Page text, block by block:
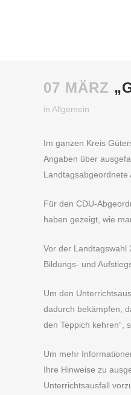
07 MÄRZ
in Allgemein
Im ganzen Kreis
Angaben über
Für den CDU-
haben gezeigt, wie
Vor der Landtagswahl
Bildungs- und
Um den
dadurch bekämpfen,
den Teppich kehren“,
Um mehr
Ihre Hinweise zu
Unterrichtsausfall